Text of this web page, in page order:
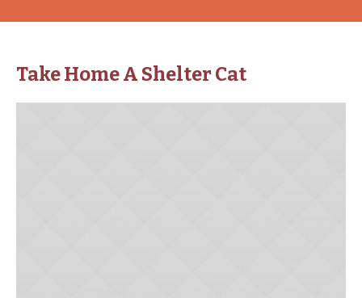
Take Home A Shelter Cat